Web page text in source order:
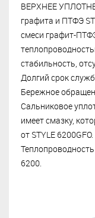
ВЕРХНЕЕ
графита и ПТФЭ
смеси графит-
стабильность,
Долгий срок
Бережное
Сальниковое
имеет смазку,
от STYLE 6200GFO.
Теплопроводность
6200.